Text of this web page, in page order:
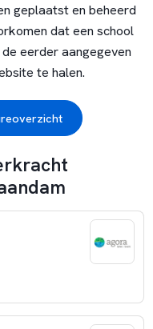
geplaatst en beheerd
dat een school
eerder aangegeven
te halen.